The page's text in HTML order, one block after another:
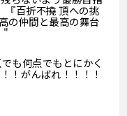
『百折不撓 頂への挑
の仲間と最高の舞台
"
も何点でもとにかく
！がんばれ！！！！